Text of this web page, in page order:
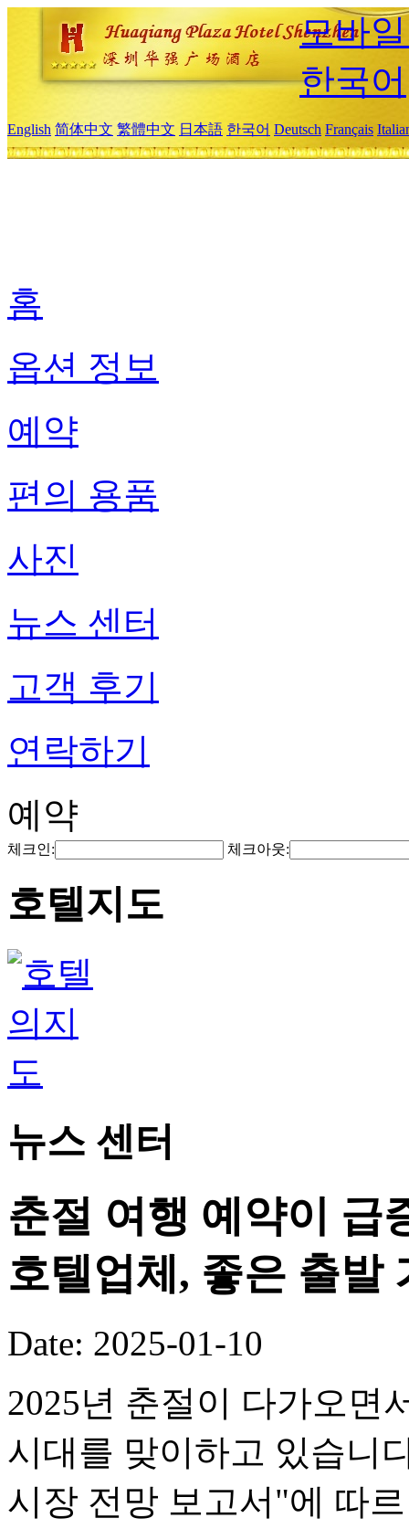
모바
한국어
English 简体中文 繁體中文 日本語 한국어 Deutsch Français
홈
옵션 정보
예약
편의 용품
사진
뉴스 센터
고객 후기
연락하기
예약
체크인: 체크아웃:
호텔지도
뉴스 센터
춘절 여행 예약이 급
호텔업체, 좋은 출발
Date: 2025-01-10
2025년 춘절이 다가오면
시대를 맞이하고 있습니
시장 전망 보고서"에 따